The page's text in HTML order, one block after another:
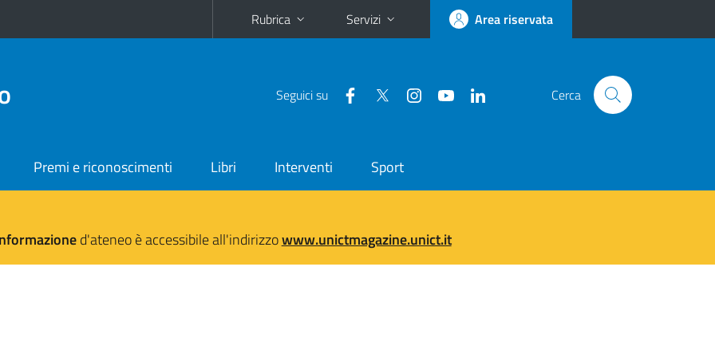
Rubrica Servizi Area riservata
Seguici su Cerca
Premi e riconoscimenti Libri Interventi Sport
d'ateneo è accessibile all'indirizzowww.unictmagazine.unict.it